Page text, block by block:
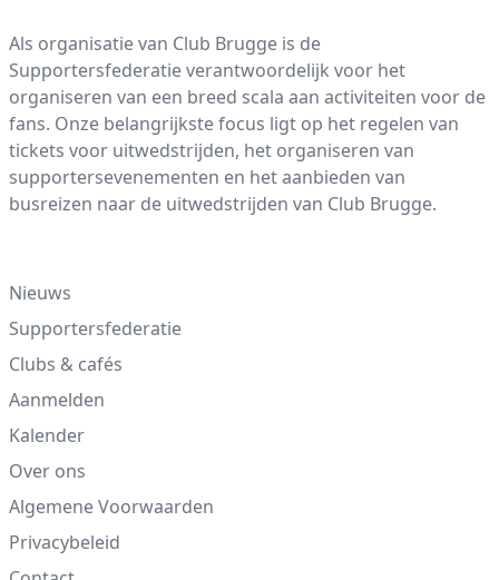
Als organisatie van Club Brugge is de
Supportersfederatie verantwoordelijk voor het
organiseren van een breed scala aan activiteiten voor de
fans. Onze belangrijkste focus ligt op het regelen van
tickets voor uitwedstrijden, het organiseren van
supportersevenementen en het aanbieden van
busreizen naar de uitwedstrijden van Club Brugge.
Nieuws
Supportersfederatie
Clubs & cafés
Aanmelden
Kalender
Over ons
Algemene Voorwaarden
Privacybeleid